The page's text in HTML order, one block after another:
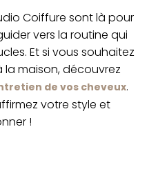
Coiffure sont là pour
vers la routine qui
Et si vous souhaitez
la maison, découvrez
de vos cheveux.
votre style et
!